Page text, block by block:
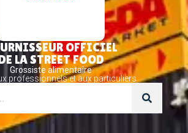
OFFICIEL
LA STREET FOOD
Grossiste alimentaire
professionnels et aux particuliers